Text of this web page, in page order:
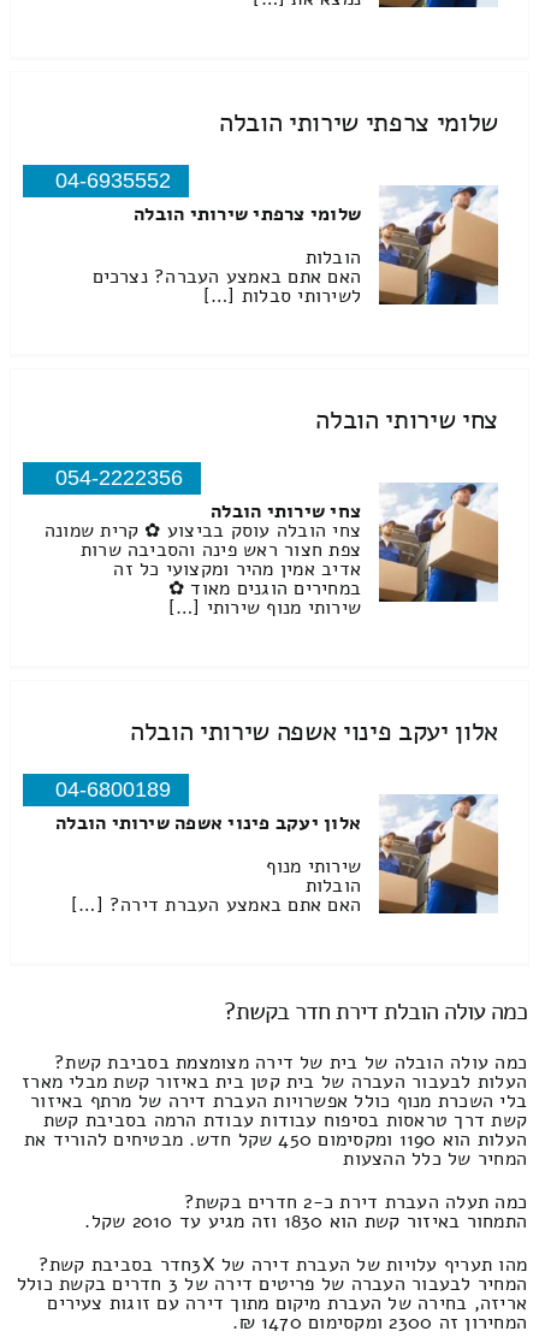
שלומי צרפתי שירותי הובלה
04-6935552
שלומי צרפתי שירותי הובלה
הובלות
האם אתם באמצע העברה? נצרכים
לשירותי סבלות […]
צחי שירותי הובלה
054-2222356
צחי שירותי הובלה
צחי הובלה עוסק בביצוע ✿ קרית שמונה
צפת חצור ראש פינה והסביבה שרות
אדיב אמין מהיר ומקצועי כל זה
במחירים הוגנים מאוד ✿
שירותי מנוף שירותי […]
אלון יעקב פינוי אשפה שירותי הובלה
04-6800189
אלון יעקב פינוי אשפה שירותי הובלה
שירותי מנוף
הובלות
האם אתם באמצע העברת דירה? […]
כמה עולה הובלת דירת חדר בקשת?
כמה עולה הובלה של בית של דירה מצומצמת בסביבת קשת?
העלות לבעבור העברה של בית קטן בית באיזור קשת מבלי מארז
בלי השכרת מנוף כולל אפשרויות העברת דירה של מרתף באיזור
קשת דרך טראסות בסיפוח עבודות עבודת הרמה בסביבת קשת
העלות הוא 1190 ומקסימום 450 שקל חדש. מבטיחים להוריד את
המחיר של כלל ההצעות
כמה תעלה העברת דירת כ-2 חדרים בקשת?
התמחור באיזור קשת הוא 1830 וזה מגיע עד 2010 שקל.
מהו תעריף עלויות של העברת דירה של 3Xחדר בסביבת קשת?
המחיר לבעבור העברה של פריטים דירה של 3 חדרים בקשת כולל
אריזה, בחירה של העברת מיקום מתוך דירה עם זוגות צעירים
המחירון זה 2300 ומקסימום 1470 ₪.